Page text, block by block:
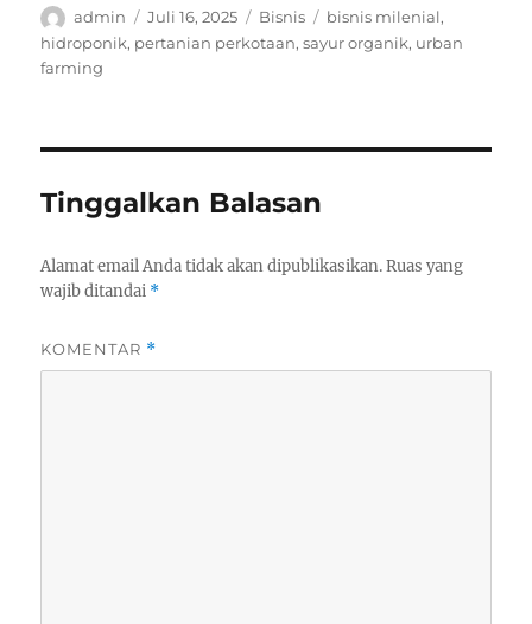
Author
admin
Posted
on
Juli 16, 2025 Categories
Bisnis Tags
bisnis milenial,
hidroponik, pertanian perkotaan,sayur organik, urban
farming
Tinggalkan Balasan
Alamat email Anda tidak akan dipublikasikan. Ruas yang
wajib ditandai *
KOMENTAR *